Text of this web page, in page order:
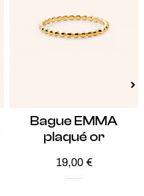
Bague EMMA
plaqué or
19,00 €